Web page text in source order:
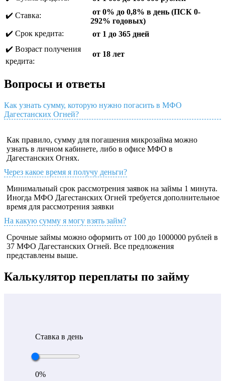
✔️ Ставка:
от 0% до 0,8% в день (ПСК 0-
292% годовых)
✔️ Срок кредита:
от 1 до 365 дней
✔️ Возраст получения
кредита:
от 18 лет
Вопросы и ответы
Как узнать сумму, которую нужно погасить в МФО
Дагестанских Огней?
Как правило, сумму для погашения микрозайма можно
узнать в личном кабинете, либо в офисе МФО в
Дагестанских Огнях.
Через какое время я получу деньги?
Минимальный срок рассмотрения заявок на займы 1 минута.
Иногда МФО Дагестанских Огней требуется дополнительное
время для рассмотрения заявки
На какую сумму я могу взять займ?
Срочные займы можно оформить от 100 до 1000000 рублей в
37 МФО Дагестанских Огней. Все предложения
представлены выше.
Калькулятор переплаты по займу
Ставка в день
0%